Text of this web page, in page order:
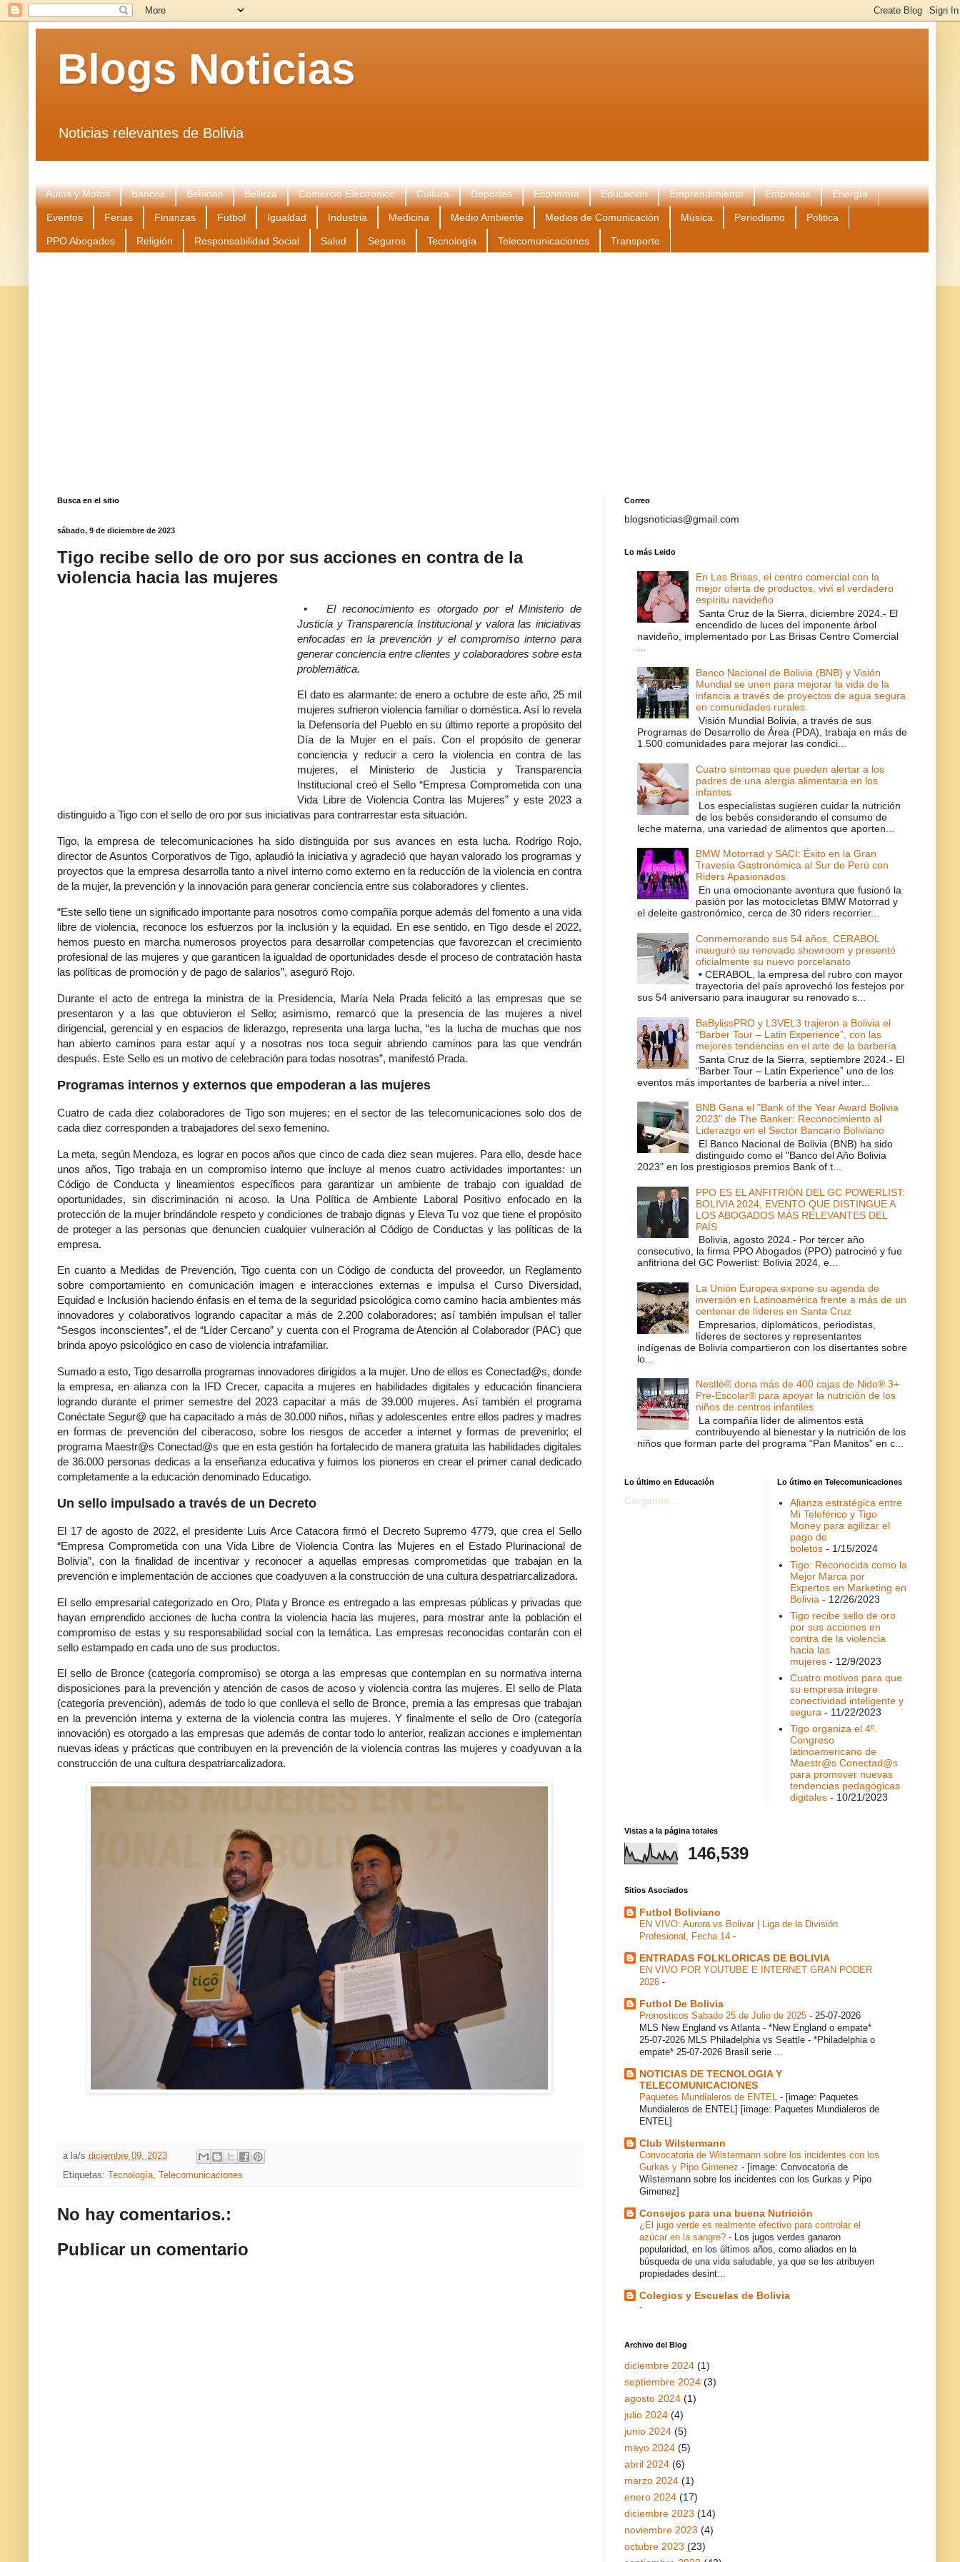
Blogs Noticias
Noticias relevantes de Bolivia
Autos y Motos Bancos Bebidas Belleza Comercio Electronico Cultura Deportes Economía Educación Emprendimiento Empresas Energía
Eventos Ferias Finanzas Futbol Igualdad Industria Medicina Medio Ambiente Medios de Comunicación Música Periodismo Politica
PPO Abogados Religión Responsabilidad Social Salud Seguros Tecnología Telecomunicaciones Transporte
Busca en el sitio
sábado, 9 de diciembre de 2023
Tigo recibe sello de oro por sus acciones en contra de la
violencia hacia las mujeres
•
El reconocimiento es otorgado por el Ministerio de
Justicia y Transparencia Institucional y valora las iniciativas
enfocadas en la prevención y el compromiso interno para
generar conciencia entre clientes y colaboradores sobre esta
problemática.
El dato es alarmante: de enero a octubre de este año, 25 mil
mujeres sufrieron violencia familiar o doméstica. Así lo revela
la Defensoría del Pueblo en su último reporte a propósito del
Día de la Mujer en el país. Con el propósito de generar
conciencia y reducir a cero la violencia en contra de las
mujeres, el Ministerio de Justicia y Transparencia
Institucional creó el Sello “Empresa Comprometida con una
Vida Libre de Violencia Contra las Mujeres” y este 2023 a
distinguido a Tigo con el sello de oro por sus iniciativas para contrarrestar esta situación.
Tigo, la empresa de telecomunicaciones ha sido distinguida por sus avances en esta lucha. Rodrigo Rojo,
director de Asuntos Corporativos de Tigo, aplaudió la iniciativa y agradeció que hayan valorado los programas y
proyectos que la empresa desarrolla tanto a nivel interno como externo en la reducción de la violencia en contra
de la mujer, la prevención y la innovación para generar conciencia entre sus colaboradores y clientes.
“Este sello tiene un significado importante para nosotros como compañía porque además del fomento a una vida
libre de violencia, reconoce los esfuerzos por la inclusión y la equidad. En ese sentido, en Tigo desde el 2022,
hemos puesto en marcha numerosos proyectos para desarrollar competencias que favorezcan el crecimiento
profesional de las mujeres y que garanticen la igualdad de oportunidades desde el proceso de contratación hasta
las políticas de promoción y de pago de salarios”, aseguró Rojo.
Durante el acto de entrega la ministra de la Presidencia, María Nela Prada felicitó a las empresas que se
presentaron y a las que obtuvieron el Sello; asimismo, remarcó que la presencia de las mujeres a nivel
dirigencial, gerencial y en espacios de liderazgo, representa una larga lucha, “es la lucha de muchas que nos
han abierto caminos para estar aquí y a nosotras nos toca seguir abriendo caminos para las que vendrán
después. Este Sello es un motivo de celebración para todas nosotras”, manifestó Prada.
Programas internos y externos que empoderan a las mujeres
Cuatro de cada diez colaboradores de Tigo son mujeres; en el sector de las telecomunicaciones solo dos de
cada diez corresponden a trabajadores del sexo femenino.
La meta, según Mendoza, es lograr en pocos años que cinco de cada diez sean mujeres. Para ello, desde hace
unos años, Tigo trabaja en un compromiso interno que incluye al menos cuatro actividades importantes: un
Código de Conducta y lineamientos específicos para garantizar un ambiente de trabajo con igualdad de
oportunidades, sin discriminación ni acoso. la Una Política de Ambiente Laboral Positivo enfocado en la
protección de la mujer brindándole respeto y condiciones de trabajo dignas y Eleva Tu voz que tiene el propósito
de proteger a las personas que denuncien cualquier vulneración al Código de Conductas y las políticas de la
empresa.
En cuanto a Medidas de Prevención, Tigo cuenta con un Código de conducta del proveedor, un Reglamento
sobre comportamiento en comunicación imagen e interacciones externas e impulsa el Curso Diversidad,
Equidad e Inclusión haciendo énfasis en el tema de la seguridad psicológica como camino hacia ambientes más
innovadores y colaborativos logrando capacitar a más de 2.200 colaboradores; así también impulsan el taller
“Sesgos inconscientes”, el de “Líder Cercano” y cuenta con el Programa de Atención al Colaborador (PAC) que
brinda apoyo psicológico en caso de violencia intrafamiliar.
Sumado a esto, Tigo desarrolla programas innovadores dirigidos a la mujer. Uno de ellos es Conectad@s, donde
la empresa, en alianza con la IFD Crecer, capacita a mujeres en habilidades digitales y educación financiera
logrando durante el primer semestre del 2023 capacitar a más de 39.000 mujeres. Así también el programa
Conéctate Segur@ que ha capacitado a más de 30.000 niños, niñas y adolescentes entre ellos padres y madres
en formas de prevención del ciberacoso, sobre los riesgos de acceder a internet y formas de prevenirlo; el
programa Maestr@s Conectad@s que en esta gestión ha fortalecido de manera gratuita las habilidades digitales
de 36.000 personas dedicas a la enseñanza educativa y fuimos los pioneros en crear el primer canal dedicado
completamente a la educación denominado Educatigo.
Un sello impulsado a través de un Decreto
El 17 de agosto de 2022, el presidente Luis Arce Catacora firmó el Decreto Supremo 4779, que crea el Sello
“Empresa Comprometida con una Vida Libre de Violencia Contra las Mujeres en el Estado Plurinacional de
Bolivia”, con la finalidad de incentivar y reconocer a aquellas empresas comprometidas que trabajan en la
prevención e implementación de acciones que coadyuven a la construcción de una cultura despatriarcalizadora.
El sello empresarial categorizado en Oro, Plata y Bronce es entregado a las empresas públicas y privadas que
hayan emprendido acciones de lucha contra la violencia hacia las mujeres, para mostrar ante la población el
compromiso de estas y su responsabilidad social con la temática. Las empresas reconocidas contarán con el
sello estampado en cada uno de sus productos.
El sello de Bronce (categoría compromiso) se otorga a las empresas que contemplan en su normativa interna
disposiciones para la prevención y atención de casos de acoso y violencia contra las mujeres. El sello de Plata
(categoría prevención), además de todo lo que conlleva el sello de Bronce, premia a las empresas que trabajan
en la prevención interna y externa de la violencia contra las mujeres. Y finalmente el sello de Oro (categoría
innovación) es otorgado a las empresas que además de contar todo lo anterior, realizan acciones e implementan
nuevas ideas y prácticas que contribuyen en la prevención de la violencia contras las mujeres y coadyuvan a la
construcción de una cultura despatriarcalizadora.
a la/s diciembre 09, 2023
Etiquetas: Tecnología Telecomunicaciones
No hay comentarios.:
Publicar un comentario
Correo
blogsnoticias@gmail.com
Lo más Leido
En Las Brisas, el centro comercial con la
mejor oferta de productos, viví el verdadero
espíritu navideño
Santa Cruz de la Sierra, diciembre 2024.- El
encendido de luces del imponente árbol
navideño, implementado por Las Brisas Centro Comercial
Banco Nacional de Bolivia (BNB) y Visión
Mundial se unen para mejorar la vida de la
infancia a través de proyectos de agua segura
en comunidades rurales.
Visión Mundial Bolivia, a través de sus
Programas de Desarrollo de Área (PDA), trabaja en más de
1.500 comunidades para mejorar las condici...
Cuatro síntomas que pueden alertar a los
padres de una alergia alimentaria en los
infantes
Los especialistas sugieren cuidar la nutrición
de los bebés considerando el consumo de
leche materna, una variedad de alimentos que aporten...
BMW Motorrad y SACI: Éxito en la Gran
Travesía Gastronómica al Sur de Perú con
Riders Apasionados
En una emocionante aventura que fusionó la
pasión por las motocicletas BMW Motorrad y
el deleite gastronómico, cerca de 30 riders recorrier...
Conmemorando sus 54 años, CERABOL
inauguró su renovado showroom y presentó
oficialmente su nuevo porcelanato
• CERABOL, la empresa del rubro con mayor
trayectoria del país aprovechó los festejos por
sus 54 aniversario para inaugurar su renovado s...
BaBylissPRO y L3VEL3 trajeron a Bolivia el
“Barber Tour – Latin Experience”, con las
mejores tendencias en el arte de la barbería
Santa Cruz de la Sierra, septiembre 2024.- El
“Barber Tour – Latin Experience” uno de los
eventos más importantes de barbería a nivel inter...
BNB Gana el "Bank of the Year Award Bolivia
2023" de The Banker: Reconocimiento al
Liderazgo en el Sector Bancario Boliviano
El Banco Nacional de Bolivia (BNB) ha sido
distinguido como el "Banco del Año Bolivia
2023" en los prestigiosos premios Bank of t...
PPO ES EL ANFITRIÓN DEL GC POWERLIST:
BOLIVIA 2024, EVENTO QUE DISTINGUE A
LOS ABOGADOS MÁS RELEVANTES DEL
PAÍS
Bolivia, agosto 2024.- Por tercer año
consecutivo, la firma PPO Abogados (PPO) patrocinó y fue
anfitriona del GC Powerlist: Bolivia 2024, e...
La Unión Europea expone su agenda de
inversión en Latinoamérica frente a más de un
centenar de líderes en Santa Cruz
Empresarios, diplomáticos, periodistas,
líderes de sectores y representantes
indígenas de Bolivia compartieron con los disertantes sobre
lo...
Nestlé® dona más de 400 cajas de Nido® 3+
Pre-Escolar® para apoyar la nutrición de los
niños de centros infantiles
La compañía líder de alimentos está
contribuyendo al bienestar y la nutrición de los
niños que forman parte del programa “Pan Manitos” en c...
Lo último en Educación
Cargando...
Lo útimo en Telecomunicaciones
Alianza estratégica entre
Mi Teleférico y Tigo
Money para agilizar el
pago de
boletos- 1/15/2024
Tigo: Reconocida como la
Mejor Marca por
Expertos en Marketing en
Bolivia - 12/26/2023
Tigo recibe sello de oro
por sus acciones en
contra de la violencia
hacia las
mujeres- 12/9/2023
Cuatro motivos para que
su empresa integre
conectividad inteligente y
segura - 11/22/2023
Tigo organiza el 4º.
Congreso
latinoamericano de
Maestr@s Conectad@s
para promover nuevas
tendencias pedagógicas
digitales- 10/21/2023
Vistas a la página totales
146,539
Sitios Asociados
Futbol Boliviano
EN VIVO: Aurora vs Bolivar | Liga de la División
Profesional, Fecha 14 -
ENTRADAS FOLKLORICAS DE BOLIVIA
EN VIVO POR YOUTUBE E INTERNET GRAN PODER
2026 -
Futbol De Bolivia
Pronosticos Sabado 25 de Julio de 2025 - 25-07-2026
MLS New England vs Atlanta - *New England o empate*
25-07-2026 MLS Philadelphia vs Seattle - *Philadelphia o
empate* 25-07-2026 Brasil serie ...
NOTICIAS DE TECNOLOGIA Y
TELECOMUNICACIONES
Paquetes Mundialeros de ENTEL - [image: Paquetes
Mundialeros de ENTEL] [image: Paquetes Mundialeros de
ENTEL]
Club Wilstermann
Convocatoria de Wilstermann sobre los incidentes con los
Gurkas y Pipo Gimenez - [image: Convocatoria de
Wilstermann sobre los incidentes con los Gurkas y Pipo
Gimenez]
Consejos para una buena Nutrición
¿El jugo verde es realmente efectivo para controlar el
azúcar en la sangre? - Los jugos verdes ganaron
popularidad, en los últimos años, como aliados en la
búsqueda de una vida saludable, ya que se les atribuyen
propiedades desint...
Colegios y Escuelas de Bolivia
-
Archivo del Blog
diciembre 2024 (1)
septiembre 2024 (3)
agosto 2024 (1)
julio 2024 (4)
junio 2024 (5)
mayo 2024 (5)
abril 2024 (6)
marzo 2024 (1)
enero 2024 (17)
diciembre 2023 (14)
noviembre 2023 (4)
octubre 2023 (23)